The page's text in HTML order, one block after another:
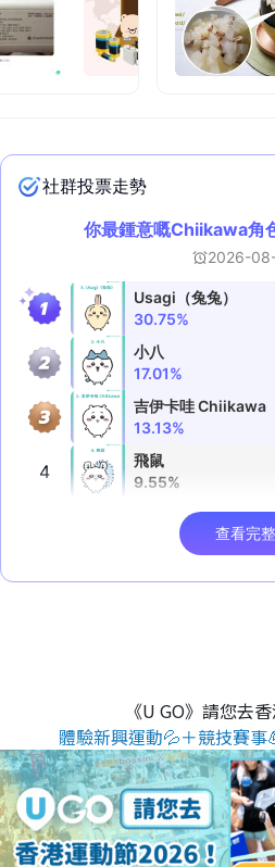
《U GO》請您去
體驗新興運動💦＋競技賽